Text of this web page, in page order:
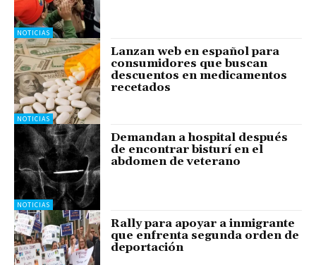
NOTICIAS
NOTICIAS
Lanzan web en español para
consumidores que buscan
descuentos en medicamentos
recetados
NOTICIAS
Demandan a hospital después
de encontrar bisturí en el
abdomen de veterano
Rally para apoyar a inmigrante
que enfrenta segunda orden de
deportación